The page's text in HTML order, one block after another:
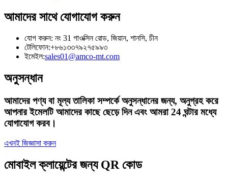
আমাদের সাথে যোগাযোগ করুন
যোগ করুন: নং 31 গাওক্সিন রোড, জিয়ান, শানসি, চীন
টেলিফোন:+৮৬১৩৩৭৯২৭৫৯৯৩
ইমেইল:sales01@amco-mt.com
অনুসন্ধান
আমাদের পণ্য বা মূল্য তালিকা সম্পর্কে অনুসন্ধানের জন্য, অনুগ্রহ করে
আপনার ইমেলটি আমাদের কাছে ছেড়ে দিন এবং আমরা 24 ঘন্টার মধ্যে
যোগাযোগ করব।
এখনই জিজ্ঞাসা করুন
মোবাইল ক্লায়েন্টের জন্য QR কোড